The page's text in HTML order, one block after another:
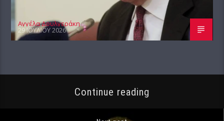
Αγγέλα Δουλγεράκη
29 ΙΟΥΛΊΟΥ 2026
Continue reading